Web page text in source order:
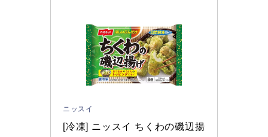
ニッスイ
[冷凍] ニッスイ ちくわの磯辺揚